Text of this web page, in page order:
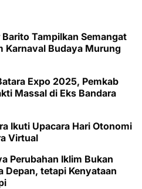
Tampilkan Semangat
Karnaval Budaya Murung
Expo 2025, Pemkab
Massal di Eks Bandara
Ikuti Upacara Hari Otonomi
Virtual
Perubahan Iklim Bukan
Depan, tetapi Kenyataan